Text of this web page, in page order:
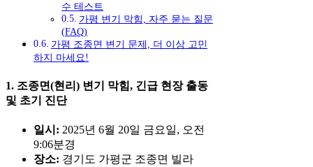
수 테스트
가평 변기 막힘, 자주 묻는 질문
(FAQ)
가평 조종면 변기 문제, 더 이상 고민
하지 마세요!
1. 조종면(현리) 변기 막힘, 긴급 현장 출동
및 초기 진단
일시: 2025년 6월 20일 금요일, 오전
9:06분경
장소: 경기도 가평군 조종면 빌라